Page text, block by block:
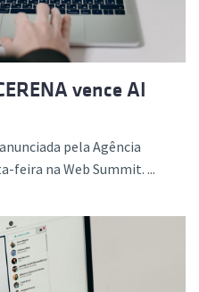
vence AI
pela Agência
feira na Web Summit. ...